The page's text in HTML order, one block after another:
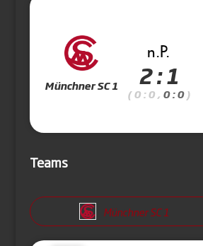
Münchner SC 1
n.P.
2 : 1
( 0 : 0 , 0 : 0)
Teams
Münchner SC 1